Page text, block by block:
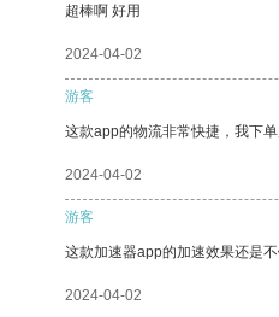
超棒啊 好用
2024-04-02
游客
这款app的物流非常快捷，我下单
2024-04-02
游客
这款加速器app的加速效果还是
2024-04-02